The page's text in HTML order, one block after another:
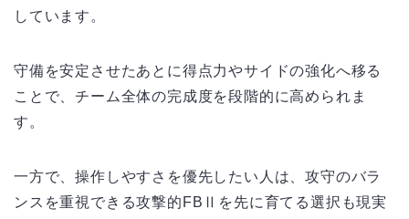
しています。
守備を安定させたあとに得点力やサイドの強化へ移る
ことで、チーム全体の完成度を段階的に高められま
す。
一方で、操作しやすさを優先したい人は、攻守のバラ
ンスを重視できる攻撃的FBⅡを先に育てる選択も現実